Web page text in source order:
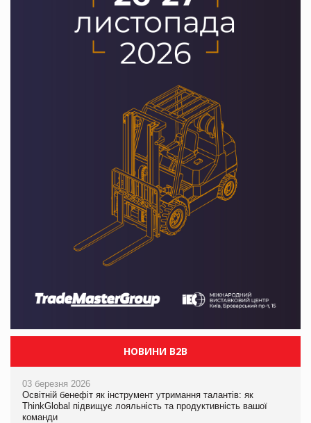
НОВИНИ B2B
03 березня 2026
Освітній бенефіт як інструмент утримання талантів: як
ThinkGlobal підвищує лояльність та продуктивність вашої
команди